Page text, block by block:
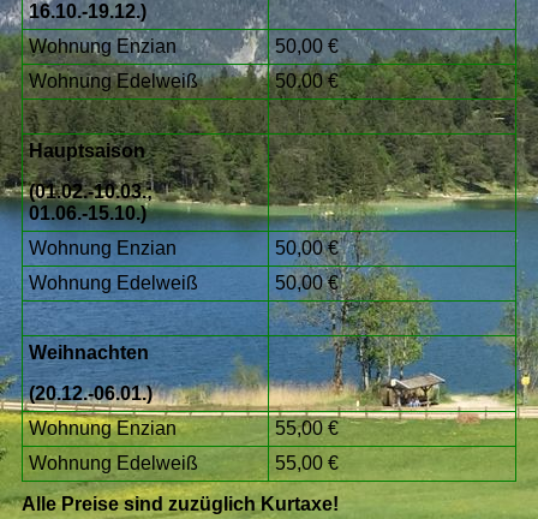
16.10.-19.12.)
Wohnung Enzian
50,00 €
Wohnung Edelweiß
50.00 €
Hauptsaison
(01.02.-10.03.;
01.06.-15.10.)
Wohnung Enzian
50,00 €
Wohnung Edelweiß
50,00 €
Weihnachten
(20.12.-06.01.)
Wohnung Enzian
55,00 €
Wohnung Edelweiß
55,00 €
Alle Preise sind zuzüglich Kurtaxe!